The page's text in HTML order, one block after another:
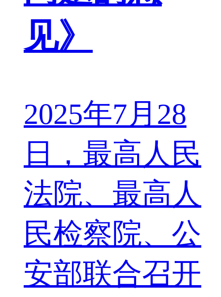
见》
2025年7月28
日，最高人民
法院、最高人
民检察院、公
安部联合召开